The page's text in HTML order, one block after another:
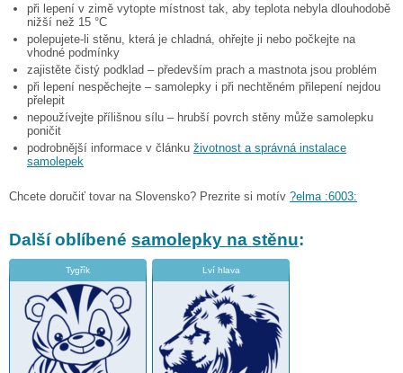
při lepení v zimě vytopte místnost tak, aby teplota nebyla dlouhodobě
nižší než 15 °C
polepujete-li stěnu, která je chladná, ohřejte ji nebo počkejte na
vhodné podmínky
zajistěte čistý podklad – především prach a mastnota jsou problém
při lepení nespěchejte – samolepky i při nechtěném přilepení nejdou
přelepit
nepoužívejte přílišnou sílu – hrubší povrch stěny může samolepku
poničit
podrobnější informace v článku životnost a správná instalace
samolepek
Chcete doručiť tovar na Slovensko? Prezrite si motív ?elma :6003:
Další oblíbené samolepky na stěnu:
Tygřík Lví hlava